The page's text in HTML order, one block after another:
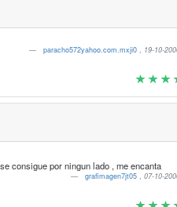
paracho572yahoo.com.mxji0, 19-10-
consigue por ningun lado , me encanta
grafimagen7jt05,07-10-